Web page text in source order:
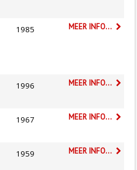
1985 MEER INFO...
1996 MEER INFO...
1967 MEER INFO...
1959 MEER INFO...